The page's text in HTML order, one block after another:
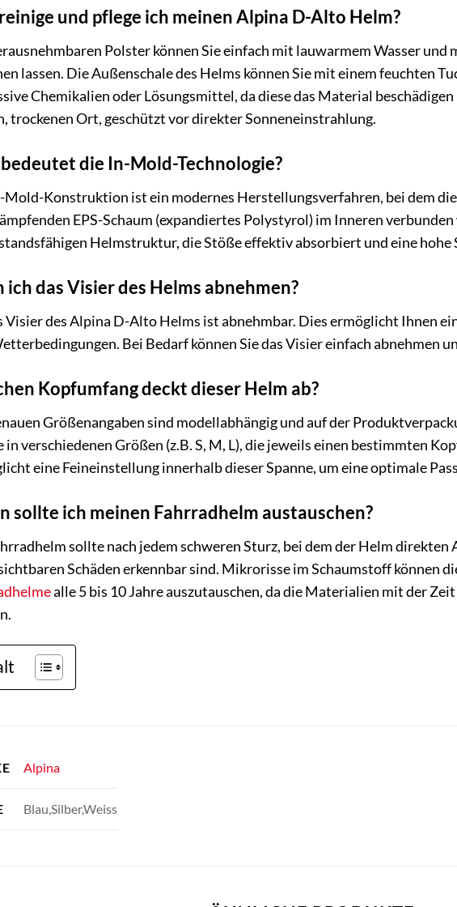
und pflege ich meinen Alpina D-Alto Helm?
Polster können Sie einfach mit lauwarmem Wasser
lassen. Die Außenschale des Helms können Sie mit einem feuchten
Chemikalien oder Lösungsmittel, da diese das Material
trockenen Ort, geschützt vor direkter Sonneneinstrahlung.
die In-Mold-Technologie?
Mold-Konstruktion ist ein modernes Herstellungsverfahren, bei dem
EPS-Schaum (expandiertes Polystyrol) im Inneren
Helmstruktur, die Stöße effektiv absorbiert und eine
ich das Visier des Helms abnehmen?
Visier des Alpina D-Alto Helms ist abnehmbar. Dies ermöglicht Ihnen
Bei Bedarf können Sie das Visier einfach abnehmen
Kopfumfang deckt dieser Helm ab?
Größenangaben sind modellabhängig und auf der
in verschiedenen Größen (z.B. S, M, L), die jeweils einen bestimmten
eine Feineinstellung innerhalb dieser Spanne, um eine optimale
sollte ich meinen Fahrradhelm austauschen?
sollte nach jedem schweren Sturz, bei dem der Helm
Schäden erkennbar sind. Mikrorisse im Schaumstoff können
alle 5 bis 10 Jahre auszutauschen, da die Materialien mit der
Alpina
Blau,Silber,Weiss